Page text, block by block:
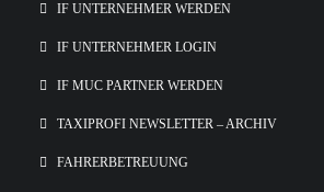
IF UNTERNEHMER WERDEN
IF UNTERNEHMER LOGIN
IF MUC PARTNER WERDEN
TAXIPROFI NEWSLETTER – ARCHIV
FAHRERBETREUUNG